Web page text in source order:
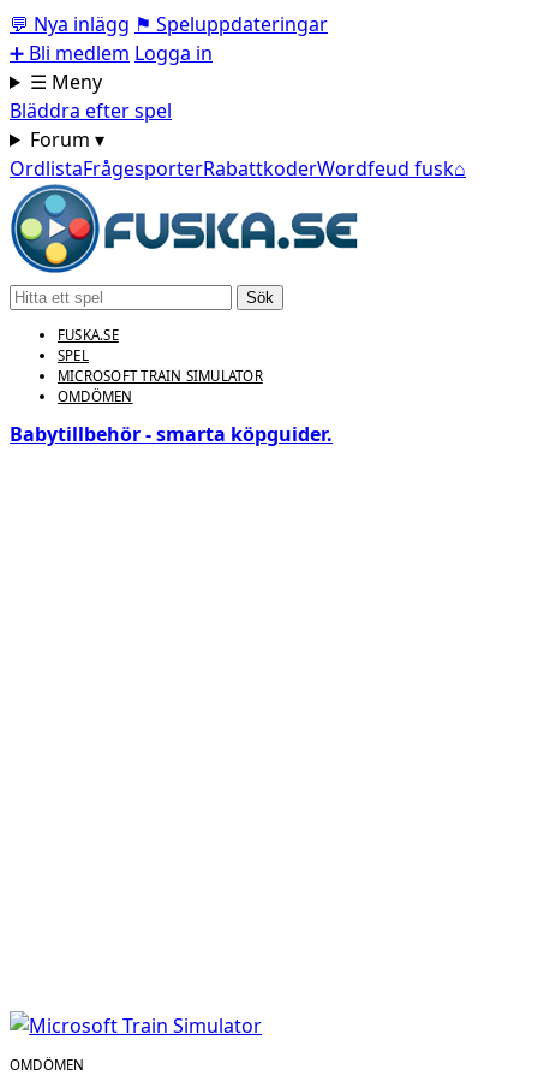
💬 Nya inlägg ⚑ Speluppdateringar
➕ Bli medlem Logga in
☰ Meny
Bläddra efter spel
Forum ▾
OrdlistaFrågesporterRabattkoderWordfeud fusk⌂
Sök
FUSKA.SE
SPEL
MICROSOFT TRAIN SIMULATOR
OMDÖMEN
Babytillbehör - smarta köpguider.
OMDÖMEN